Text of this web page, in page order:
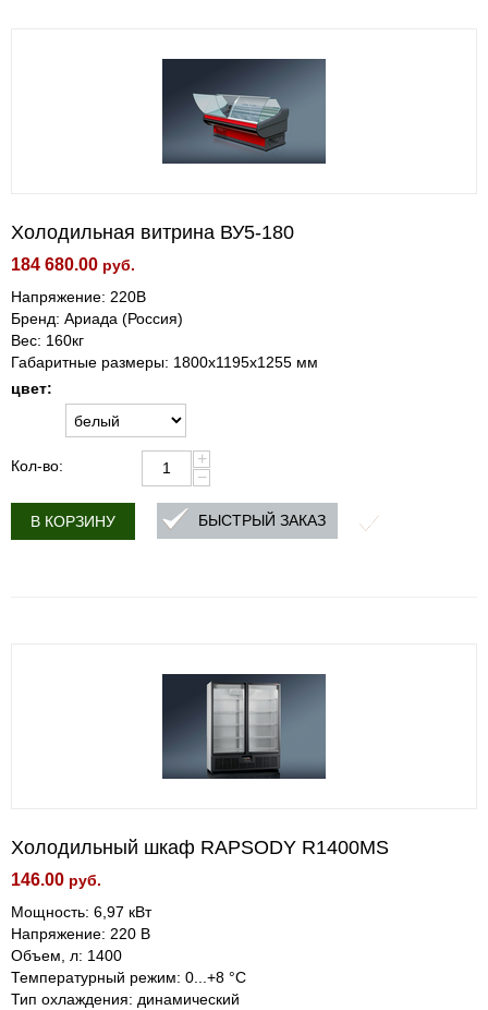
Холодильная витрина ВУ5-180
184 680.00 руб.
Напряжение: 220В
Бренд: Ариада (Россия)
Вес: 160кг
Габаритные размеры: 1800х1195х1255 мм
цвет:
Кол-во:
+
−
В КОРЗИНУ БЫСТРЫЙ ЗАКАЗ
Холодильный шкаф RAPSODY R1400МS
146.00 руб.
Мощность: 6,97 кВт
Напряжение: 220 В
Объем, л: 1400
Температурный режим: 0...+8 °С
Тип охлаждения: динамический